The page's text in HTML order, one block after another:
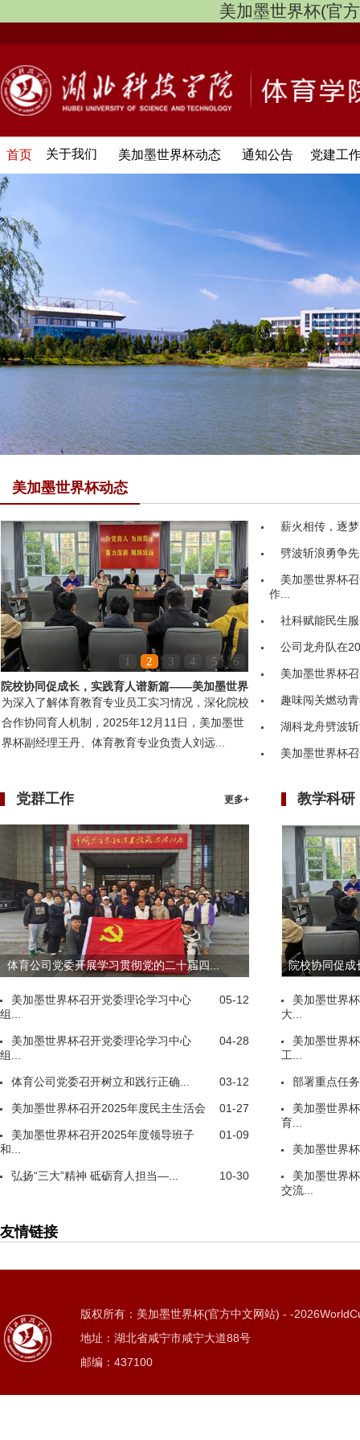
美加墨世界杯(官
首页 关于我们 美加墨世界杯动态 通知公告 党建工
美加墨世界杯动态
1 2 3 4 5
6
院校协同促成长，实践育人谱新篇——美加墨世界
杯领导赴嘉鱼县第...
为深入了解体育教育专业员工实习情况，深化院校
合作协同育人机制，2025年12月11日，美加墨世
界杯副经理王丹、体育教育专业负责人刘远...
薪火相传，逐
劈波斩浪勇争
美加墨世界杯
作...
社科赋能民生
公司龙舟队在
美加墨世界杯
趣味闯关燃动
湖科龙舟劈波
美加墨世界杯
更多+
党群工作
体育公司党委开展学习贯彻党的二十届四...
05-12
美加墨世界杯召开党委理论学习中心
组...
04-28
美加墨世界杯召开党委理论学习中心
组...
03-12
体育公司党委召开树立和践行正确...
01-27
美加墨世界杯召开2025年度民主生活会
01-09
美加墨世界杯召开2025年度领导班子
和...
10-30
弘扬“三大”精神 砥砺育人担当—...
教学科研
院校协同促
美加墨世界
大...
美加墨世界
工...
部署重点任
美加墨世界
育...
美加墨世界
美加墨世界
交流...
友情链接
版权所有：美加墨世界杯(官方中文网站) - -
地址：湖北省咸宁市咸宁大道88号
邮编：437100